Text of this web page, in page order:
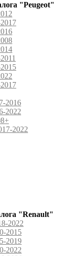
"Peugeot"
2016
2022
2022
"Renault"
2022
2015
2019
2022